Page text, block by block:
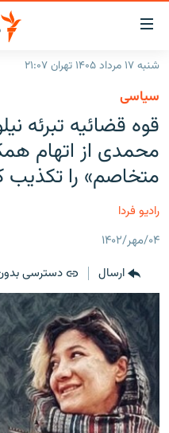
لینک‌های
قابلیت
دسترسی
بازگشت
منوی
اصلی
رفتن
صفحه
جستجو
ایران
جهان
رادیو
گزارش‌های ویدئویی
English
به ما بپیوندید
شنبه ۱۷ مرداد ۱۴۰۵ تهران ۲۱:۰۷
سیاسی
قوه قضائیه تبرئه
محمدی از اتهام
متخاصم» را تکذیب
رادیو فردا
۰۴/مهر/۱۴۰۲
ارسال
دسترسی